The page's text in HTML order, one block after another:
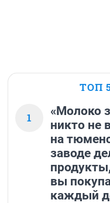
ТОП
1
«Молоко
никто не
на
заводе
вы
каждый